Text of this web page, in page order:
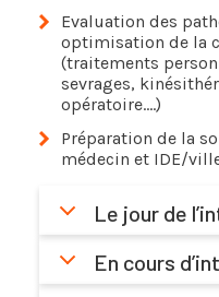
Evaluation des
optimisation de la
(traitements
sevrages,
opératoire….)
Préparation de la
médecin et IDE/
Le jour de
En cours